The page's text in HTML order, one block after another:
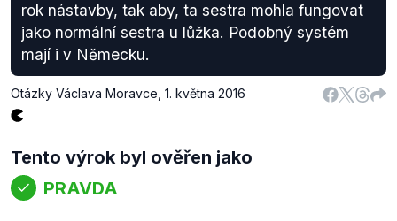
rok nástavby, tak aby, ta sestra mohla fungovat
jako normální sestra u lůžka. Podobný systém
mají i v Německu.
Otázky Václava Moravce 1. května 2016
Tento výrok byl ověřen jako
PRAVDA